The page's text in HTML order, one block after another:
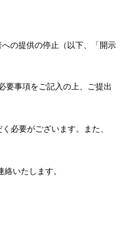
の提供の停止（以下、「開示
要事項をご記入の上、ご提出
必要がございます。また、
いたします。